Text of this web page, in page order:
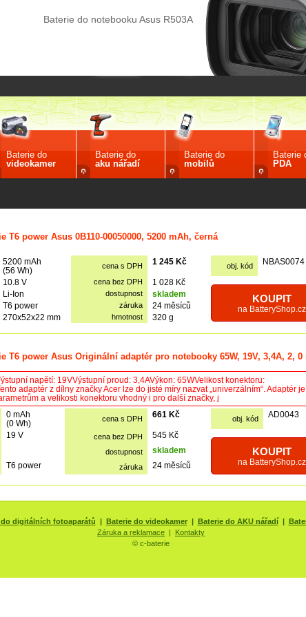
Baterie do notebooku Asus R503A
Baterie do
videokamer
Baterie do
aku nářadí
Baterie do
mobilů
Baterie
PDA
T6 power Asus 0B110-00050000, 5200 mAh, černá
5200 mAh
(56 Wh)
cena s DPH 1 245 Kč obj. kód NBAS0074
10.8 V cena bez DPH 1 028 Kč
KOUPIT
na BatteryShop.cz
Li-Ion dostupnost skladem
T6 power záruka 24 měsíců
270x52x22 mm hmotnost 320 g
T6 power Asus Originální adaptér pro notebooky 65W, 19V, 3,4A, 2, 0
napětí: 19VVýstupní proud: 3,4AVýkon: 65WVelikost konektoru:
adaptér z dílny značky Acer lze do jisté míry nazvat „univerzálním“. Adaptér
a velikosti konektoru vhodný i pro další značky, j
0 mAh
(0 Wh)
cena s DPH 661 Kč obj. kód AD0043
19 V cena bez DPH 545 Kč
KOUPIT
na BatteryShop.cz
dostupnost skladem
T6 power záruka 24 měsíců
do digitálních fotoaparátů | Baterie do videokamer| Baterie do AKU nářadí|
Záruka a reklamace | Kontakty
© c-baterie